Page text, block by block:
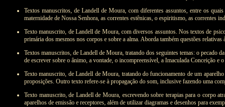
Textos manuscritos, de Landell de Moura, com diferentes assuntos, entre os
maternidade de Nossa Senhora, as correntes estênicas, o espiritismo, as correntes
Texto manuscrito, de Landell de Moura, com diversos assuntos. Nos textos de
primária dos mesmos nos corpos e sobre a alma. Aborda também questões
Textos manuscritos, de Landell de Moura, tratando dos seguintes temas: o pecado
de escrever sobre o ânimo, a vontade, o incompreensível, a Imaculada Conceição
Texto manuscrito, de Landell de Moura, tratando do funcionamento de um
proposições. Outro texto refere-se à propagação do som, inclusive fazendo uma
Texto manuscrito, de Landell de Moura, escrevendo sobre terapias para o corpo
aparelhos de emissão e receptores, além de utilizar diagramas e desenhos para